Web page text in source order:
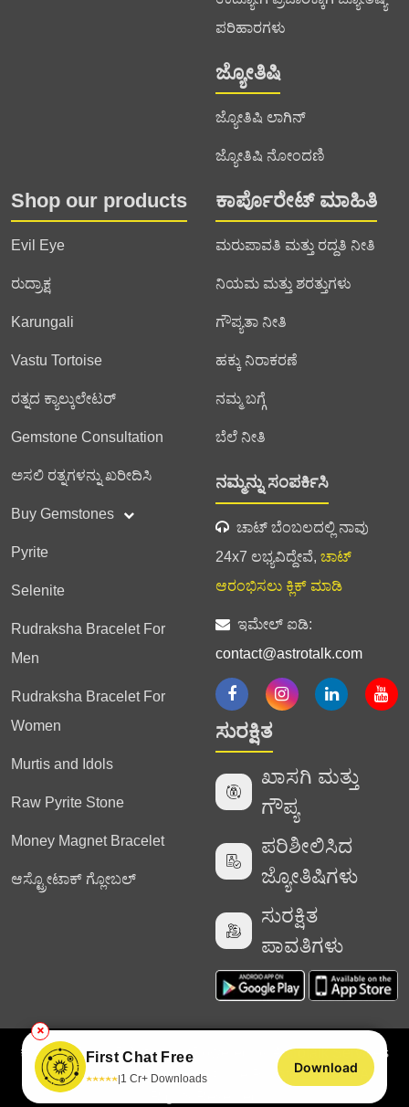
ಪರಿಹಾರಗಳು
ಜ್ಯೋತಿಷಿ
ಜ್ಯೋತಿಷಿ ಲಾಗಿನ್
ಜ್ಯೋತಿಷಿ ನೋಂದಣಿ
Shop our products
Evil Eye
ರುದ್ರಾಕ್ಷ
Karungali
Vastu Tortoise
ರತ್ನದ ಕ್ಯಾಲ್ಕುಲೇಟರ್
Gemstone Consultation
ಅಸಲಿ ರತ್ನಗಳನ್ನು ಖರೀದಿಸಿ
Buy Gemstones
Pyrite
Selenite
Rudraksha Bracelet For
Men
Rudraksha Bracelet For
Women
Murtis and Idols
Raw Pyrite Stone
Money Magnet Bracelet
ಆಸ್ಟ್ರೋಟಾಕ್ ಗ್ಲೋಬಲ್
ಕಾರ್ಪೊರೇಟ್ ಮಾಹಿತಿ
ಮರುಪಾವತಿ ಮತ್ತು ರದ್ದತಿ ನೀತಿ
ನಿಯಮ ಮತ್ತು ಶರತ್ತುಗಳು
ಗೌಪ್ಯತಾ ನೀತಿ
ಹಕ್ಕು ನಿರಾಕರಣೆ
ನಮ್ಮ ಬಗ್ಗೆ
ಬೆಲೆ ನೀತಿ
ನಮ್ಮನ್ನು ಸಂಪರ್ಕಿಸಿ
ಚಾಟ್ ಬೆಂಬಲದಲ್ಲಿ ನಾವು
24x7 ಲಭ್ಯವಿದ್ದೇವೆ, ಚಾಟ್
ಆರಂಭಿಸಲು ಕ್ಲಿಕ್ ಮಾಡಿ
ಇಮೇಲ್ ಐಡಿ:
contact@astrotalk.com
ಸುರಕ್ಷಿತ
ಖಾಸಗಿ ಮತ್ತು
ಗೌಪ್ಯ
ಪರಿಶೀಲಿಸಿದ
ಜ್ಯೋತಿಷಿಗಳು
ಸುರಕ್ಷಿತ
ಪಾವತಿಗಳು
ಕೃತಿಸ್ವಾಮ್ಯ
2025 Astrotalk (Powered by Astrotalk Services
Private Limited & Astrotalk Online Private Limited). All
✕
First Chat Free
★★★★★|1 Cr+ Downloads
Download